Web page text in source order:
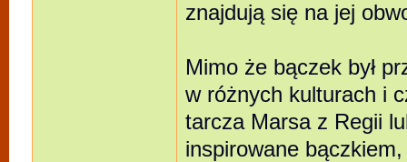
znajdują się na jej
Mimo że bączek był
w różnych kulturach i
tarcza Marsa z Regii
inspirowane